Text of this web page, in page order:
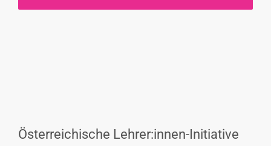
Österreichische Lehrer:innen-Initiative